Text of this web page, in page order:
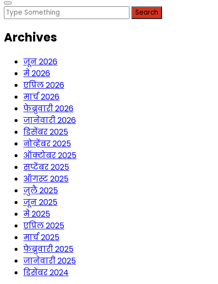
Search
Archives
जून 2026
मे 2026
एप्रिल 2026
मार्च 2026
फेब्रुवारी 2026
जानेवारी 2026
डिसेंबर 2025
नोव्हेंबर 2025
ऑक्टोबर 2025
सप्टेंबर 2025
ऑगस्ट 2025
जुलै 2025
जून 2025
मे 2025
एप्रिल 2025
मार्च 2025
फेब्रुवारी 2025
जानेवारी 2025
डिसेंबर 2024